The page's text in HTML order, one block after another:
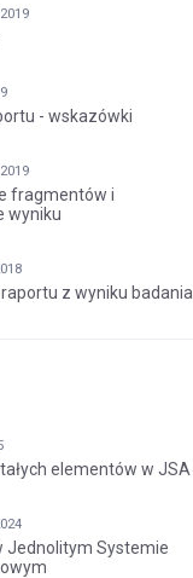
- wskazówki
fragmentów i
wyniku
z wyniku badania
elementów w JSA
Jednolitym Systemie